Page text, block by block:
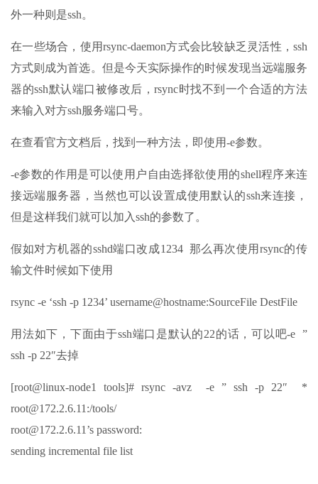
外一种则是ssh。
在一些场合，使用rsync-daemon方式会比较缺乏灵活性，ssh
方式则成为首选。但是今天实际操作的时候发现当远端服务
器的ssh默认端口被修改后，rsync时找不到一个合适的方法
来输入对方ssh服务端口号。
在查看官方文档后，找到一种方法，即使用-e参数。
-e参数的作用是可以使用户自由选择欲使用的shell程序来连
接远端服务器，当然也可以设置成使用默认的ssh来连接，
但是这样我们就可以加入ssh的参数了。
假如对方机器的sshd端口改成1234 那么再次使用rsync的传
输文件时候如下使用
rsync -e ‘ssh -p 1234’ username@hostname:SourceFile DestFile
用法如下，下面由于ssh端口是默认的22的话，可以吧-e ”
ssh -p 22″去掉
[root@linux-node1 tools]# rsync -avz -e ” ssh -p 22″ *
root@172.2.6.11:/tools/
root@172.2.6.11’s password:
sending incremental file list